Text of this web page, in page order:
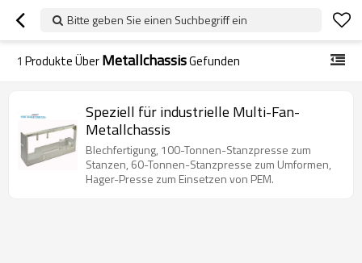
Bitte geben Sie einen Suchbegriff ein
1 Produkte ÜberMetallchassisGefunden
Speziell für industrielle Multi-Fan-
Metallchassis
Blechfertigung, 100-Tonnen-Stanzpresse zum
Stanzen, 60-Tonnen-Stanzpresse zum Umformen,
Hager-Presse zum Einsetzen von PEM.